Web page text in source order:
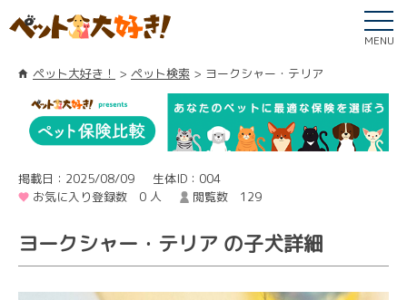
MENU
ペット大好き！ ペット検索 ヨークシャー・テリア
掲載日：2025/08/09
生体ID：004
お気に入り登録数 0 人
閲覧数 129
ヨークシャー・テリア の子犬詳細